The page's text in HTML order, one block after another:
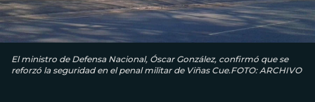
El ministro de Defensa Nacional, Óscar González, confirmó que se
reforzó la seguridad en el penal militar de Viñas Cue.FOTO: ARCHIVO